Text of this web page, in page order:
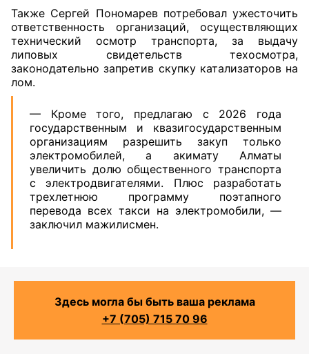
Также Сергей Пономарев потребовал ужесточить
ответственность организаций, осуществляющих
технический осмотр транспорта, за выдачу
липовых свидетельств техосмотра,
законодательно запретив скупку катализаторов на
лом.
— Кроме того, предлагаю с 2026 года
государственным и квазигосударственным
организациям разрешить закуп только
электромобилей, а акимату Алматы
увеличить долю общественного транспорта
с электродвигателями. Плюс разработать
трехлетнюю программу поэтапного
перевода всех такси на электромобили, —
заключил мажилисмен.
Здесь могла бы быть ваша реклама
+7 (705) 715 70 96